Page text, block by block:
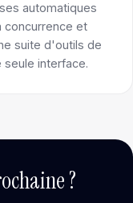
automatiques
concurrence et
suite d'outils de
seule interface.
?